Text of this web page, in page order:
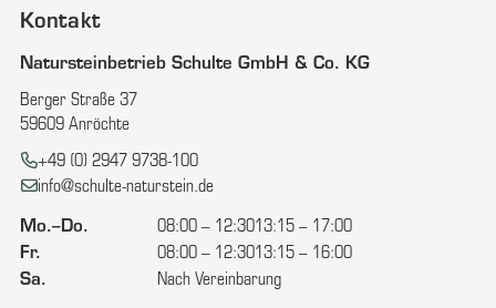
Kontakt
Natursteinbetrieb Schulte GmbH & Co. KG
Berger Straße 37
59609 Anröchte
Telefon:
+49 (0) 2947 9738-100
E-Mail:
info@schulte-naturstein.de
Mo.–Do. 08:00 – 12:3013:15 – 17:00
Fr.
08:00 – 12:3013:15 – 16:00
Sa.
Nach Vereinbarung